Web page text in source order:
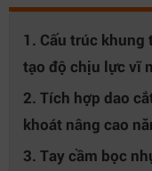
1. Cấu trúc
tạo độ chịu lực vĩ
2. Tích hợp dao
khoát nâng cao
3. Tay cầm bọc